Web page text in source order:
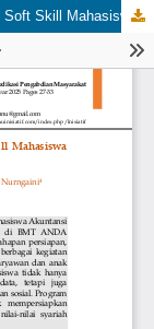
Program Magang Sebagai Upaya Peningkatan Soft Skill Mahasiswa Akuntansi Syariah Dalam Menghadapi Dunia Kerja